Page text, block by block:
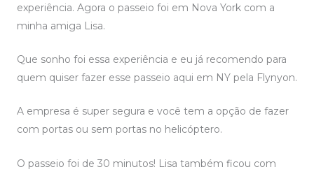
experiência. Agora o passeio foi em Nova York com a
minha amiga Lisa.
Que sonho foi essa experiência e eu já recomendo para
quem quiser fazer esse passeio aqui em NY pela Flynyon.
A empresa é super segura e você tem a opção de fazer
com portas ou sem portas no helicóptero.
O passeio foi de 30 minutos! Lisa também ficou com